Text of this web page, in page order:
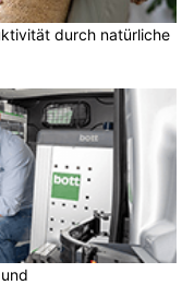
durch natürliche